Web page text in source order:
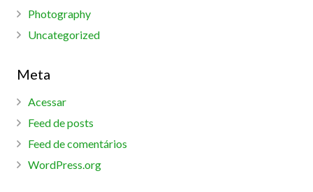
Photography
Uncategorized
Meta
Acessar
Feed de posts
Feed de comentários
WordPress.org